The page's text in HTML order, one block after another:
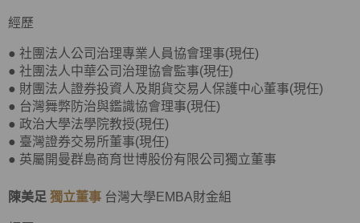
經歷
● 社團法人公司治理專業人員協會理事(現任)
● 社團法人中華公司治理協會監事(現任)
● 財團法人證券投資人及期貨交易人保護中心董事(現任)
● 台灣舞弊防治與鑑識協會理事(現任)
● 政治大學法學院教授(現任)
● 臺灣證券交易所董事(現任)
● 英屬開曼群島商育世博股份有限公司獨立董事
陳美足 獨立董事 台灣大學EMBA財金組